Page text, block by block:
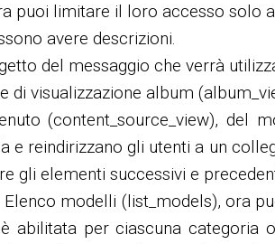
puoi limitare il loro accesso solo
avere descrizioni.
del messaggio che verrà
di visualizzazione album
(content_source_view), del
e reindirizzano gli utenti a un
gli elementi successivi e
modelli (list_models), ora
abilitata per ciascuna categoria